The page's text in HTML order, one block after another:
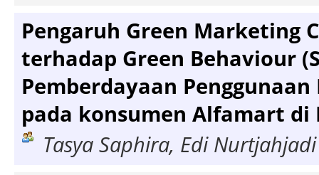
Pengaruh Green Marketing
terhadap Green Behaviour
Pemberdayaan
pada konsumen Alfamart di
Tasya Saphira, Edi Nurtjahjadi